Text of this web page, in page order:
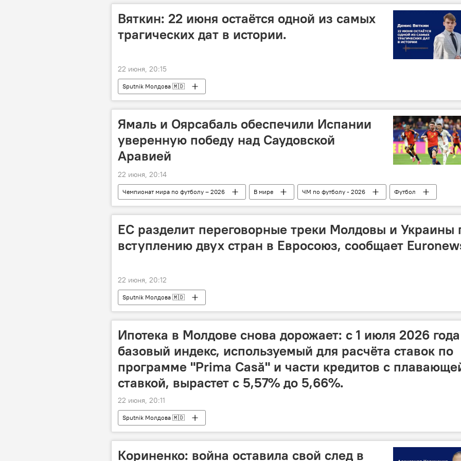
Вяткин: 22 июня остаётся одной из самых
трагических дат в истории.
22 июня, 20:15
Sputnik Молдова 🇲🇩
Ямаль и Оярсабаль обеспечили Испании
уверенную победу над Саудовской
Аравией
22 июня, 20:14
Чемпионат мира по футболу – 2026 В мире ЧМ по футболу - 2026 Футбол
ЕС разделит переговорные треки Молдовы и Украины
вступлению двух стран в Евросоюз, сообщает
22 июня, 20:12
Sputnik Молдова 🇲🇩
Ипотека в Молдове снова дорожает: с 1 июля 2026 года
базовый индекс, используемый для расчёта ставок по
программе "Prima Casă" и части кредитов с
ставкой, вырастет с 5,57% до 5,66%.
22 июня, 20:11
Sputnik Молдова 🇲🇩
Кориненко: война оставила свой след в